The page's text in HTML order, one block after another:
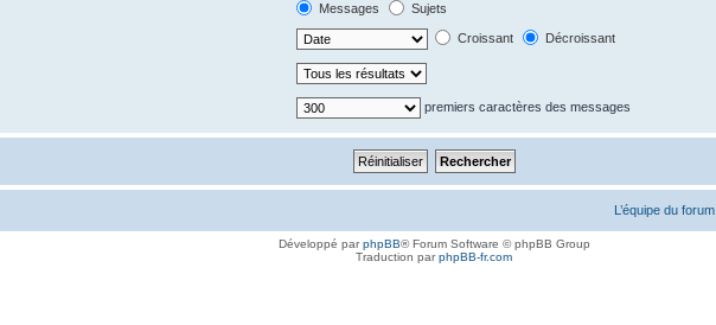
Messages
Sujets
Croissant Décroissant
premiers caractères des messages
L’équipe du forum
Développé parphpBB® Forum Software © phpBB Group
Traduction parphpBB-fr.com